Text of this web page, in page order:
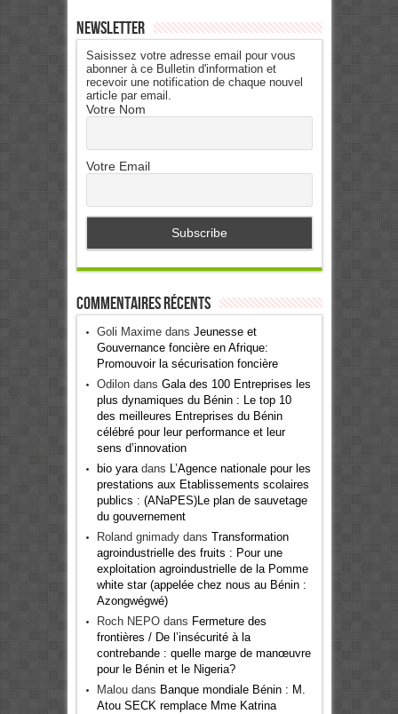
Newsletter
Saisissez votre adresse email pour vous
abonner à ce Bulletin d'information et
recevoir une notification de chaque nouvel
article par email.
Votre Nom
Votre Email
Commentaires récents
Goli Maximedans Jeunesse et
Gouvernance foncière en Afrique:
Promouvoir la sécurisation foncière
Odilondans Gala des 100 Entreprises les
plus dynamiques du Bénin : Le top 10
des meilleures Entreprises du Bénin
célébré pour leur performance et leur
sens d’innovation
bio yaradans L’Agence nationale pour les
prestations aux Etablissements scolaires
publics : (ANaPES)Le plan de sauvetage
du gouvernement
Roland gnimadydans Transformation
agroindustrielle des fruits : Pour une
exploitation agroindustrielle de la Pomme
white star (appelée chez nous au Bénin :
Azongwégwé)
Roch NEPOdans Fermeture des
frontières / De l’insécurité à la
contrebande : quelle marge de manœuvre
pour le Bénin et le Nigeria?
Maloudans Banque mondiale Bénin : M.
Atou SECK remplace Mme Katrina